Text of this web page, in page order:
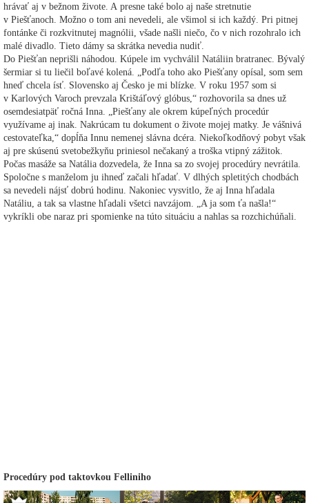
hrávať aj v bežnom živote. A presne také bolo aj naše stretnutie
v Piešťanoch. Možno o tom ani nevedeli, ale všimol si ich každý. Pri pitnej
fontánke či rozkvitnutej magnólii, všade našli niečo, čo v nich rozohralo ich
malé divadlo. Tieto dámy sa skrátka nevedia nudiť.
Do Piešťan neprišli náhodou. Kúpele im vychválil Natáliin bratranec. Bývalý
šermiar si tu liečil boľavé kolená. „Podľa toho ako Piešťany opísal, som sem
hneď chcela ísť. Slovensko aj Česko je mi blízke. V roku 1957 som si
v Karlových Varoch prevzala Krištáľový glóbus,“ rozhovorila sa dnes už
osemdesiatpäť ročná Inna. „Piešťany ale okrem kúpeľných procedúr
využívame aj inak. Nakrúcam tu dokument o živote mojej matky. Je vášnivá
cestovateľka,“ dopĺňa Innu nemenej slávna dcéra. Niekoľkodňový pobyt však
aj pre skúsenú svetobežkyňu priniesol nečakaný a troška vtipný zážitok.
Počas masáže sa Natália dozvedela, že Inna sa zo svojej procedúry nevrátila.
Spoločne s manželom ju ihneď začali hľadať. V dlhých spletitých chodbách
sa nevedeli nájsť dobrú hodinu. Nakoniec vysvitlo, že aj Inna hľadala
Natáliu, a tak sa vlastne hľadali všetci navzájom. „A ja som ťa našla!“
vykríkli obe naraz pri spomienke na túto situáciu a nahlas sa rozchichúňali.
Procedúry pod taktovkou Felliniho